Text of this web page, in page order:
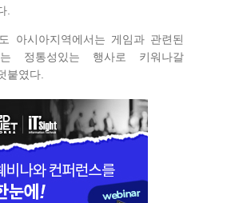
.
아시아지역에서는 게임과 관련된
는 정통성있는 행사로 키워나갈
붙였다.